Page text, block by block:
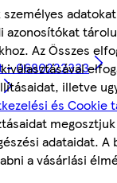
azonosítókat
Az Összes
illetve
és Cookie
adataidat. A
a vásárlási
- 0680222333